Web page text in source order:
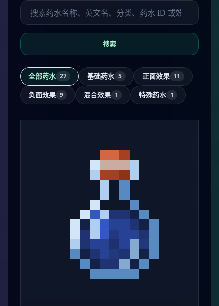
搜索药水
搜索
全部药水 27 基础药水 5 正面效果 11
负面效果 9 混合效果 1 特殊药水 1